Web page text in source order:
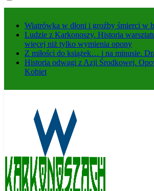
Wiatrówka w dłoni i groźby śmierci w
Ludzie z Karkonoszy. Historia
więcej niż tylko wymienia opony
Z miłości do książek… i na minusie.
Historia odwagi z Azji Środkowej.
Kobiet